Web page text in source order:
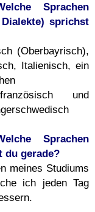
Sprachen
sprichst
(Oberbayrisch),
Italienisch, ein
und
Sprachen
du gerade?
meines Studiums
ich jeden Tag